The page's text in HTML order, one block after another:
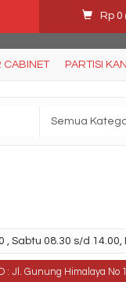
Rp 0
CABINET PARTISI
Sabtu 08.30 s/d
Himalaya No 11,